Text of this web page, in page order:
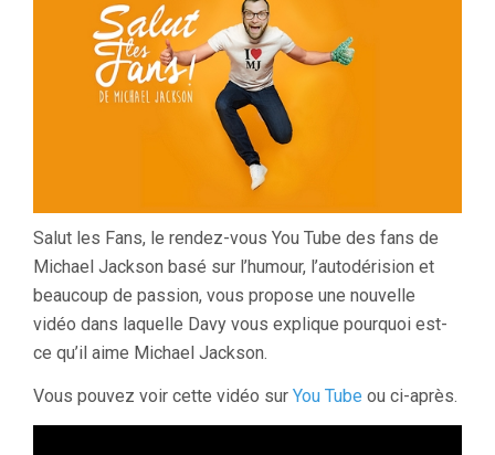
Salut les Fans, le rendez-vous You Tube des fans de
Michael Jackson basé sur l’humour, l’autodérision et
beaucoup de passion, vous propose une nouvelle
vidéo dans laquelle Davy vous explique pourquoi est-
ce qu’il aime Michael Jackson.
Vous pouvez voir cette vidéo sur You Tube ou ci-après.